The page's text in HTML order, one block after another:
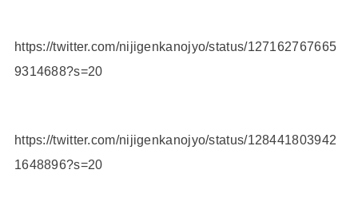
https://twitter.com/nijigenkanojyo/status/127162767665
9314688?s=20
https://twitter.com/nijigenkanojyo/status/128441803942
1648896?s=20